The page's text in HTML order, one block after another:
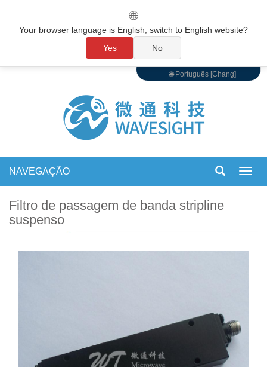
🌐 Português [Chang]
NAVEGAÇÃO
Filtro de passagem de banda stripline
suspenso
🌐
Your browser language is English, switch to English website?
Yes
No